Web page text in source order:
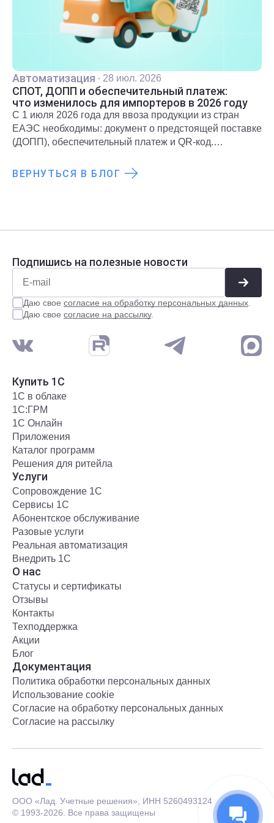
Автоматизация · 28 июл. 2026
СПОТ, ДОПП и обеспечительный платеж:
что изменилось для импортеров в 2026 году
С 1 июля 2026 года для ввоза продукции из стран
ЕАЭС необходимы: документ о предстоящей поставке
(ДОПП), обеспечительный платеж и QR-код.
рассказали в статье.
ВЕРНУТЬСЯ В БЛОГ
Подпишись на полезные новости
Даю свое согласие на обработку персональных данных
Даю свое согласие на рассылку.
Купить 1С
1С в облаке
1С:ГРМ
1С Онлайн
Приложения
Каталог программ
Решения для ритейла
Услуги
Сопровождение 1С
Сервисы 1С
Абонентское обслуживание
Разовые услуги
Реальная автоматизация
Внедрить 1С
О нас
Статусы и сертификаты
Отзывы
Контакты
Техподдержка
Акции
Блог
Документация
Политика обработки персональных данных
Использование cookie
Согласие на обработку персональных данных
Согласие на рассылку
ООО «Лад. Учетные решения», ИНН 5260493124
© 1993-2026. Все права защищены